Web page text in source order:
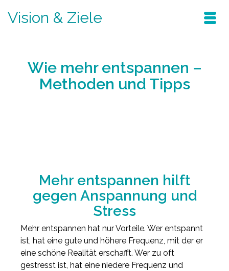
Vision & Ziele
Wie mehr entspannen –
Methoden und Tipps
Mehr entspannen hilft
gegen Anspannung und
Stress
Mehr entspannen hat nur Vorteile. Wer entspannt
ist, hat eine gute und höhere Frequenz, mit der er
eine schöne Realität erschafft. Wer zu oft
gestresst ist, hat eine niedere Frequenz und